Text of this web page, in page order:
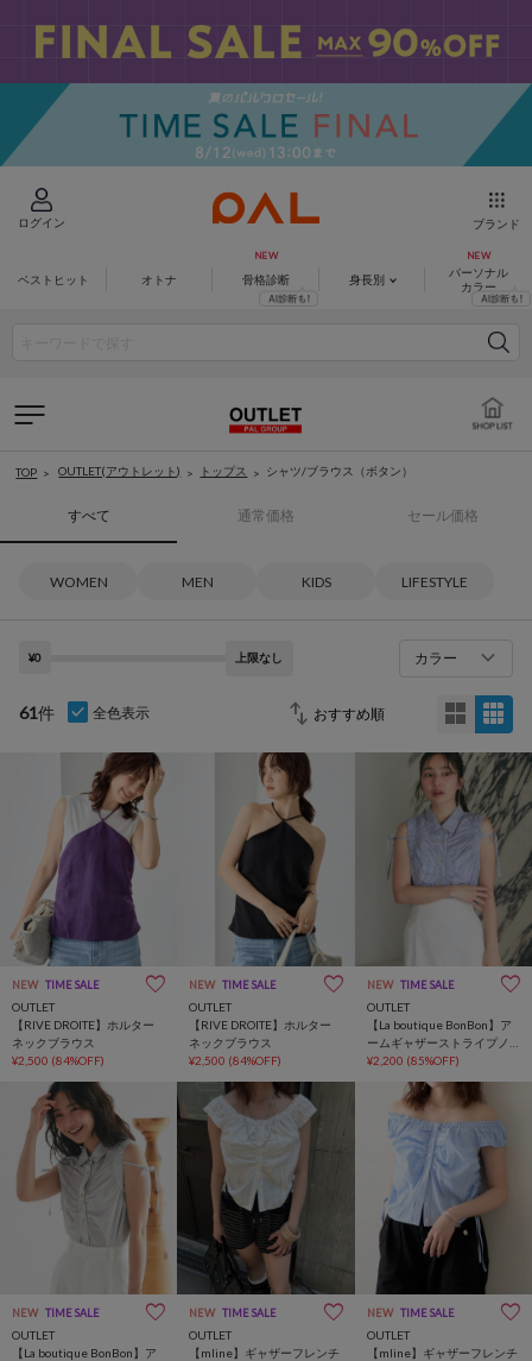
ログイン ブランド
ベストヒット オトナ 骨格診断 身長別
パーソナル
カラー
TOP OUTLET(アウトレット) トップス シャツ/ブラウス（ボタン）
すべて 通常価格 セール価格
WOMEN MEN KIDS LIFESTYLE
¥0 上限なし カラー
61件 全色表示
NEW TIME SALE
OUTLET
【RIVE DROITE】ホルター
ネックブラウス
¥2,500 (84%OFF)
NEW TIME SALE
OUTLET
【RIVE DROITE】ホルター
ネックブラウス
¥2,500 (84%OFF)
NEW TIME SALE
OUTLET
【La boutique BonBon】ア
ームギャザーストライプノ
ースリシャツ
¥2,200 (85%OFF)
NEW TIME SALE
OUTLET
【La boutique BonBon】ア
NEW TIME SALE
OUTLET
【mline】ギャザーフレンチ
NEW TIME SALE
OUTLET
【mline】ギャザーフレンチ